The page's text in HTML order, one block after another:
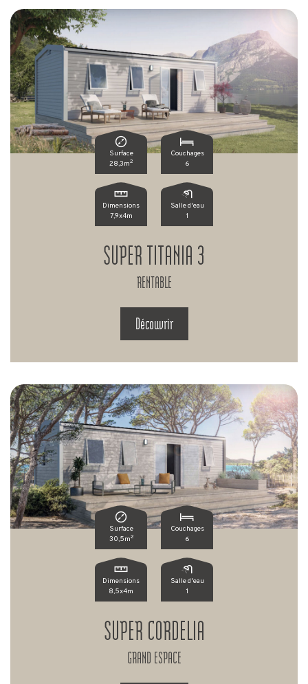
Surface
28,3m2
Couchages
6
Dimensions
7,9x4m
Salle d'eau
1
SUPER TITANIA 3
RENTABLE
Découvrir
Surface
30,5m2
Couchages
6
Dimensions
8,5x4m
Salle d'eau
1
SUPER CORDELIA
GRAND ESPACE